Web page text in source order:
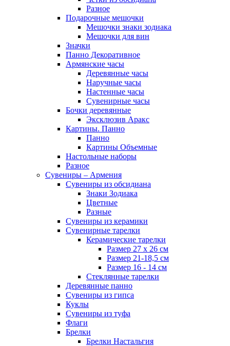
Разное
Подарочные мешочки
Мешочки знаки зодиака
Мешочки для вин
Значки
Панно Декоративное
Армянские часы
Деревянные часы
Наручные часы
Настенные часы
Сувенирные часы
Бочки деревянные
Эксклюзив Аракс
Картины. Панно
Панно
Картины Объемные
Настольные наборы
Разное
Сувениры – Армения
Сувениры из обсидиана
Знаки Зодиака
Цветные
Разные
Сувениры из керамики
Сувенирные тарелки
Керамические тарелки
Размер 27 х 26 см
Размер 21-18,5 см
Размер 16 - 14 см
Стеклянные тарелки
Деревянные панно
Сувениры из гипса
Куклы
Сувениры из туфа
Флаги
Брелки
Брелки Настальгия